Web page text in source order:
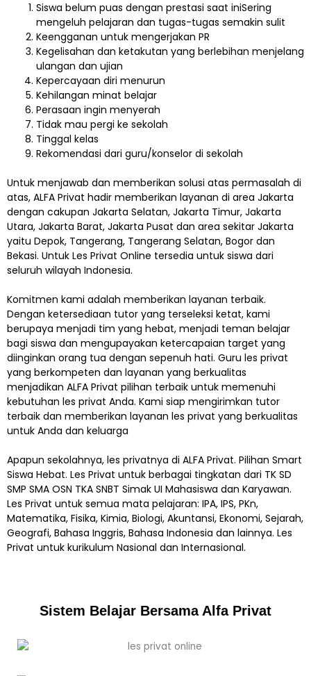
Siswa belum puas dengan prestasi saat iniSering
mengeluh pelajaran dan tugas-tugas semakin sulit
Keengganan untuk mengerjakan PR
Kegelisahan dan ketakutan yang berlebihan menjelang
ulangan dan ujian
Kepercayaan diri menurun
Kehilangan minat belajar
Perasaan ingin menyerah
Tidak mau pergi ke sekolah
Tinggal kelas
Rekomendasi dari guru/konselor di sekolah
Untuk menjawab dan memberikan solusi atas permasalah di
atas, ALFA Privat hadir memberikan layanan di area Jakarta
dengan cakupan Jakarta Selatan, Jakarta Timur, Jakarta
Utara, Jakarta Barat, Jakarta Pusat dan area sekitar Jakarta
yaitu Depok, Tangerang, Tangerang Selatan, Bogor dan
Bekasi. Untuk Les Privat Online tersedia untuk siswa dari
seluruh wilayah Indonesia.
Komitmen kami adalah memberikan layanan terbaik.
Dengan ketersediaan tutor yang terseleksi ketat, kami
berupaya menjadi tim yang hebat, menjadi teman belajar
bagi siswa dan mengupayakan ketercapaian target yang
diinginkan orang tua dengan sepenuh hati. Guru les privat
yang berkompeten dan layanan yang berkualitas
menjadikan ALFA Privat pilihan terbaik untuk memenuhi
kebutuhan les privat Anda. Kami siap mengirimkan tutor
terbaik dan memberikan layanan les privat yang berkualitas
untuk Anda dan keluarga
Apapun sekolahnya, les privatnya di ALFA Privat. Pilihan Smart
Siswa Hebat. Les Privat untuk berbagai tingkatan dari TK SD
SMP SMA OSN TKA SNBT Simak UI Mahasiswa dan Karyawan.
Les Privat untuk semua mata pelajaran: IPA, IPS, PKn,
Matematika, Fisika, Kimia, Biologi, Akuntansi, Ekonomi, Sejarah,
Geografi, Bahasa Inggris, Bahasa Indonesia dan lainnya. Les
Privat untuk kurikulum Nasional dan Internasional.
Sistem Belajar Bersama Alfa Privat